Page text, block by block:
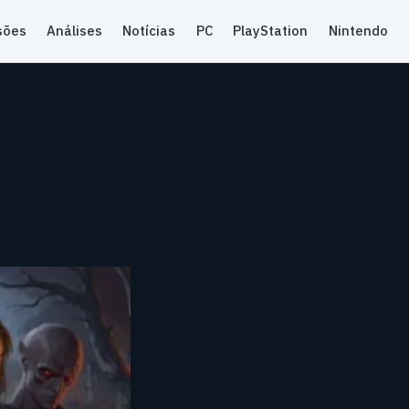
Análises Notícias PC PlayStation Nintendo